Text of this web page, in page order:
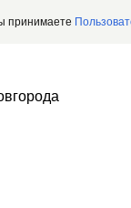
принимаете